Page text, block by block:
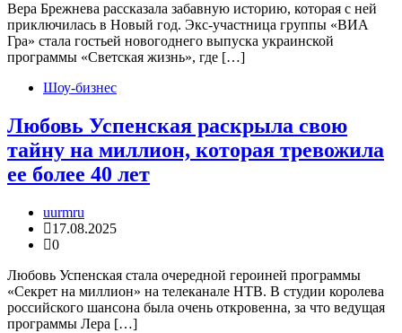
Вера Брежнева рассказала забавную историю, которая с ней
приключилась в Новый год. Экс-участница группы «ВИА
Гра» стала гостьей новогоднего выпуска украинской
программы «Светская жизнь», где […]
Шоу-бизнес
Любовь Успенская раскрыла свою
тайну на миллион, которая тревожила
ее более 40 лет
uurmru
17.08.2025
0
Любовь Успенская стала очередной героиней программы
«Секрет на миллион» на телеканале НТВ. В студии королева
российского шансона была очень откровенна, за что ведущая
программы Лера […]